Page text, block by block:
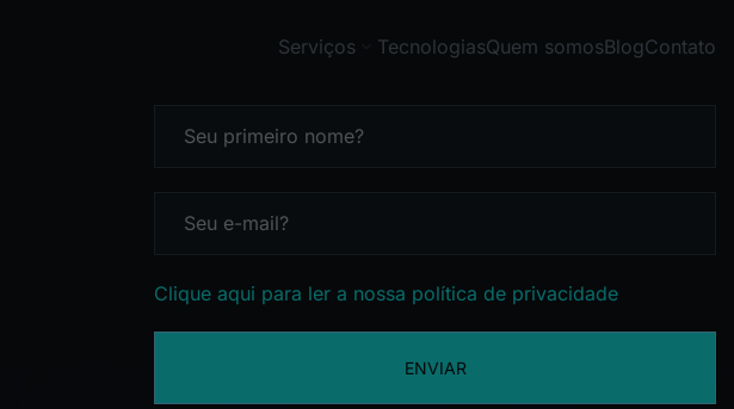
Serviços TecnologiasQuem somosBlogContato
Clique aqui para ler a nossa política de privacidade
ENVIAR